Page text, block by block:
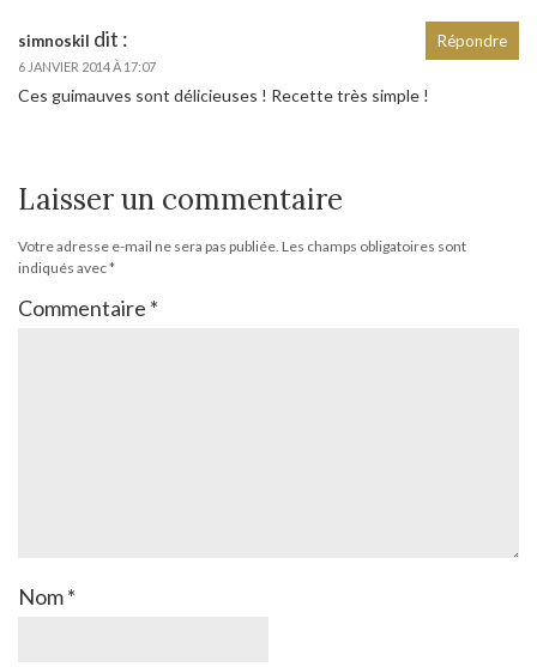
simnoskil dit :
6 JANVIER 2014 À 17:07
Ces guimauves sont délicieuses ! Recette très simple !
Répondre
Laisser un commentaire
Votre adresse e-mail ne sera pas publiée. Les champs obligatoires sont
indiqués avec*
Commentaire *
Nom*